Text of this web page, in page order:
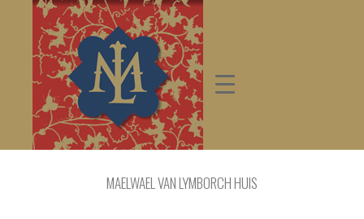
MAELWAEL VAN LYMBORCH HUIS